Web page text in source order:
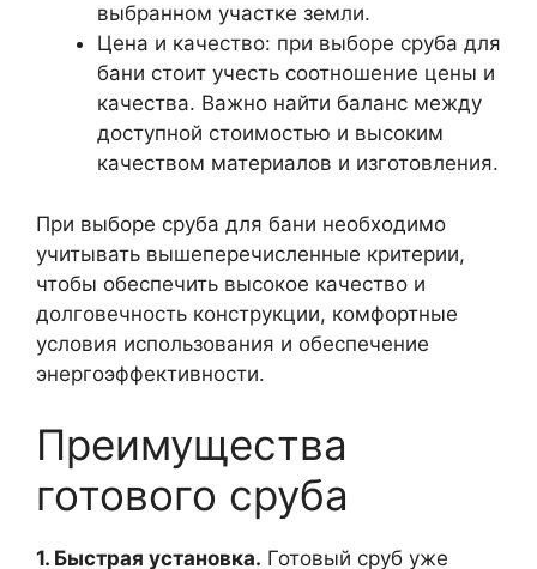
выбранном участке земли.
Цена и качество: при выборе сруба для
бани стоит учесть соотношение цены и
качества. Важно найти баланс между
доступной стоимостью и высоким
качеством материалов и изготовления.
При выборе сруба для бани необходимо
учитывать вышеперечисленные критерии,
чтобы обеспечить высокое качество и
долговечность конструкции, комфортные
условия использования и обеспечение
энергоэффективности.
Преимущества
готового сруба
1. Быстрая установка. Готовый сруб уже